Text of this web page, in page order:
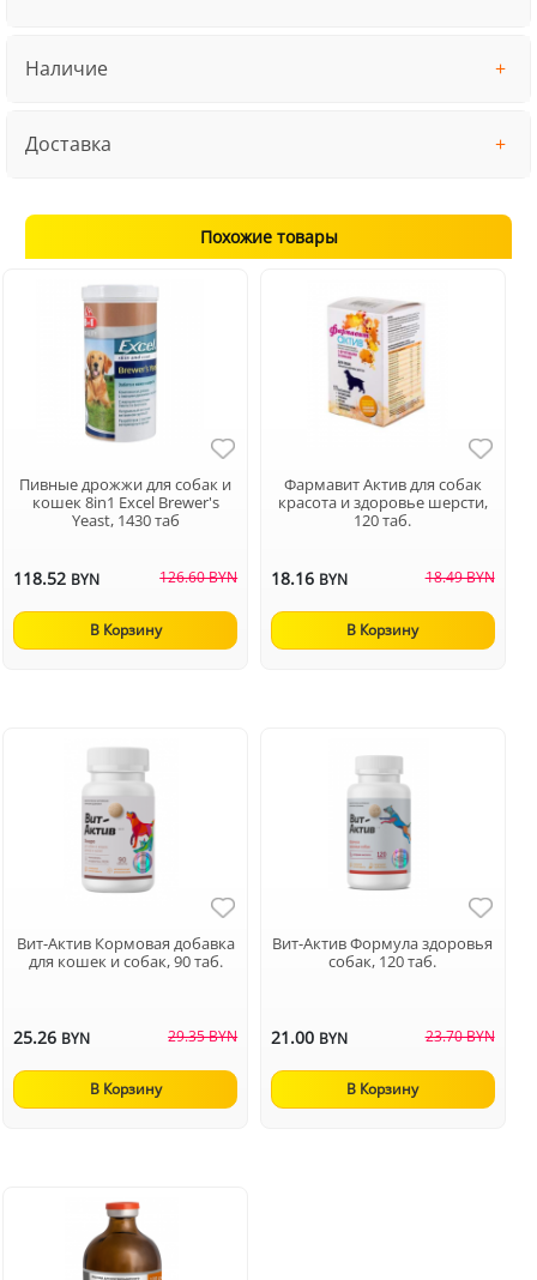
Наличие
Доставка
Похожие товары
Пивные дрожжи для собак и
кошек 8in1 Excel Brewer's
Yeast, 1430 таб
118.52 BYN 126.60 BYN
В Корзину
Фармавит Актив для собак
красота и здоровье шерсти,
120 таб.
18.16 BYN 18.49 BYN
В Корзину
Вит-Актив Кормовая добавка
для кошек и собак, 90 таб.
25.26 BYN 29.35 BYN
В Корзину
Вит-Актив Формула здоровья
собак, 120 таб.
21.00 BYN 23.70 BYN
В Корзину